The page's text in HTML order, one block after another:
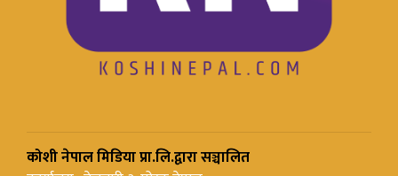
कोशी नेपाल मिडिया प्रा.लि.द्वारा सञ्चालित